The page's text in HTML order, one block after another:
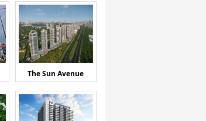
The Sun Avenue